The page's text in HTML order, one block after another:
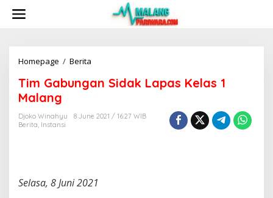
Homepage / Berita
m
b
S
Tim Gabungan Sidak Lapas Kelas 1
Malang
Djoko Winahyu
8 June 2021 / 16:27 WIB
Berita, Instansi
Selasa, 8 Juni 2021